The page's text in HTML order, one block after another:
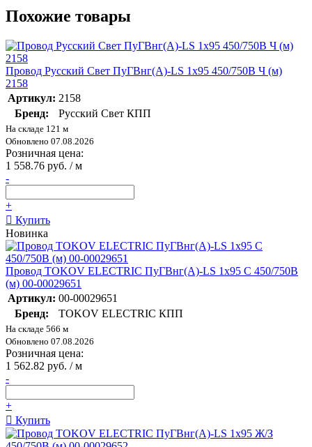
Похожие товары
Провод Русский Свет ПуГВнг(А)-LS 1х95 450/750В Ч (м)
2158
Артикул: 2158
Бренд:
Русский Свет КПП
На складе 121 м
Обновлено 07.08.2026
Розничная цена:
1 558.76 руб. / м
-
+
Купить
Новинка
Провод TOKOV ELECTRIC ПуГВнг(А)-LS 1х95 С 450/750В
(м) 00-00029651
Артикул: 00-00029651
Бренд:
TOKOV ELECTRIC КПП
На складе 566 м
Обновлено 07.08.2026
Розничная цена:
1 562.82 руб. / м
-
+
Купить